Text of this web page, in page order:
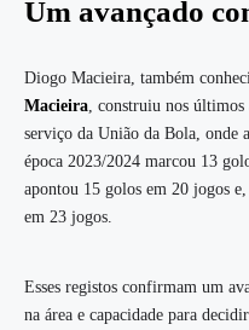
Um avançado
Diogo Macieira, também
Macieira, construiu nos últimos
serviço da União da Bola, onde
época 2023/2024 marcou 13
apontou 15 golos em 20 jogos
em 23 jogos.
Esses registos confirmam um
na área e capacidade para